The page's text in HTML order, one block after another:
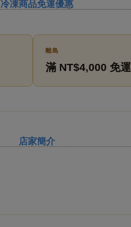
冷凍商品免運優惠
離島
滿 NT$4,000 免運
店家簡介